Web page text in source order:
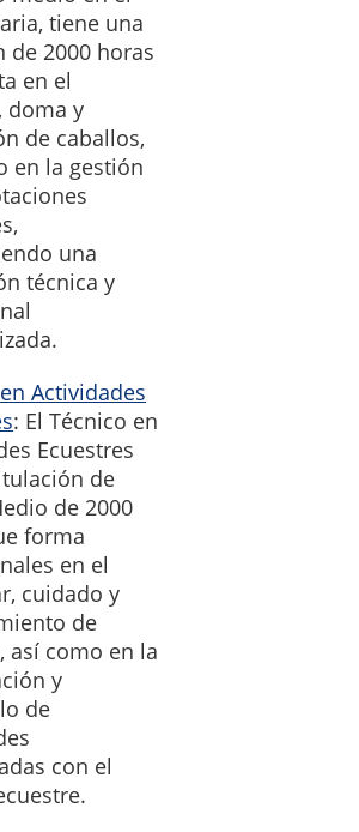
tiene una
de 2000 horas
en el
doma y
de caballos,
en la gestión
una
técnica y
Actividades
: El Técnico en
Ecuestres
de
de 2000
forma
en el
cuidado y
de
así como en la
y
de
con el